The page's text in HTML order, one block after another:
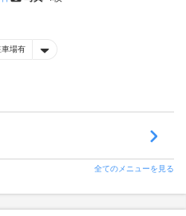
車場有
全てのメニューを見る